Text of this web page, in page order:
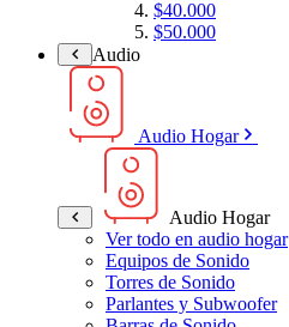
$40.000
$50.000
Audio
Audio Hogar
Audio Hogar
Ver todo en audio hogar
Equipos de Sonido
Torres de Sonido
Parlantes y Subwoofer